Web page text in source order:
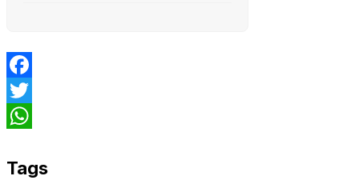
Facebook
Twitter
Tags